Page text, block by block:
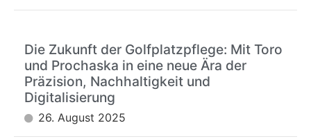
Die Zukunft der Golfplatzpflege: Mit Toro
und Prochaska in eine neue Ära der
Präzision, Nachhaltigkeit und
Digitalisierung
26. August 2025